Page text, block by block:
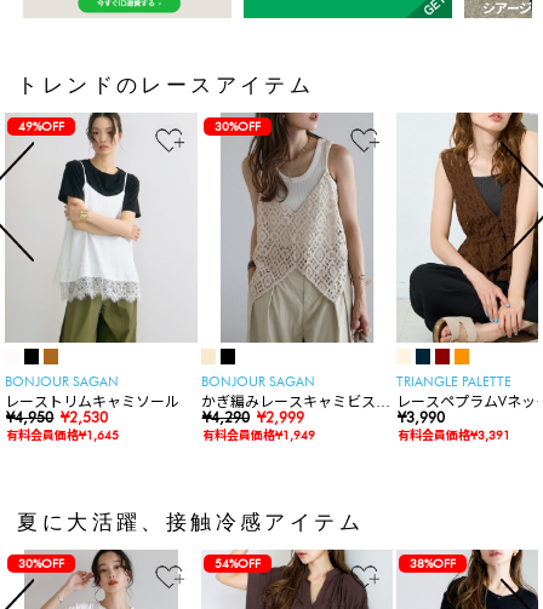
トレンドのレースアイテム
49%OFF
BONJOUR SAGAN
レーストリムキャミソール
¥4,950 ¥2,530
有料会員価格¥1,645
30%OFF
BONJOUR SAGAN
かぎ編みレースキャミビスチ
ェ
¥4,290 ¥2,999
有料会員価格¥1,949
TRIANGLE PALETTE
レースペプラムVネッ
ト
¥3,990
有料会員価格¥3,391
夏に大活躍、接触冷感アイテム
30%OFF 54%OFF 38%OFF